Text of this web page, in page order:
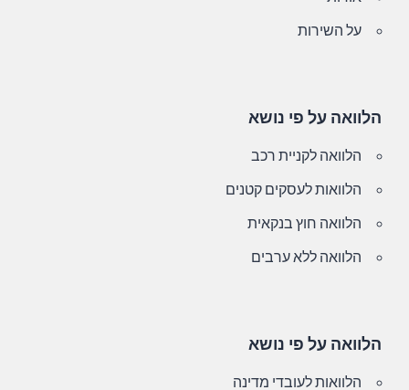
על השירות
הלוואה על פי נושא
הלוואה לקניית רכב
הלוואות לעסקים קטנים
הלוואה חוץ בנקאית
הלוואה ללא ערבים
הלוואה על פי נושא
הלוואות לעובדי מדינה